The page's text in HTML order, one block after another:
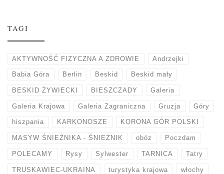
TAGI
AKTYWNOŚĆ FIZYCZNA A ZDROWIE Andrzejki
Babia Góra Berlin Beskid Beskid mały
BESKID ŻYWIECKI BIESZCZADY Galeria
Galeria Krajowa Galeria Zagraniczna Gruzja Góry
hiszpania KARKONOSZE KORONA GÓR POLSKI
MASYW ŚNIEŻNIKA - ŚNIEŻNIK obóz Poczdam
POLECAMY Rysy Sylwester TARNICA Tatry
TRUSKAWIEC-UKRAINA turystyka krajowa włochy